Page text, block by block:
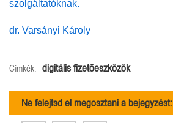
szolgáltatóknak.
dr. Varsányi Károly
Címkék: digitális fizetőeszközök
Ne felejtsd el megosztani a bejegyzést: